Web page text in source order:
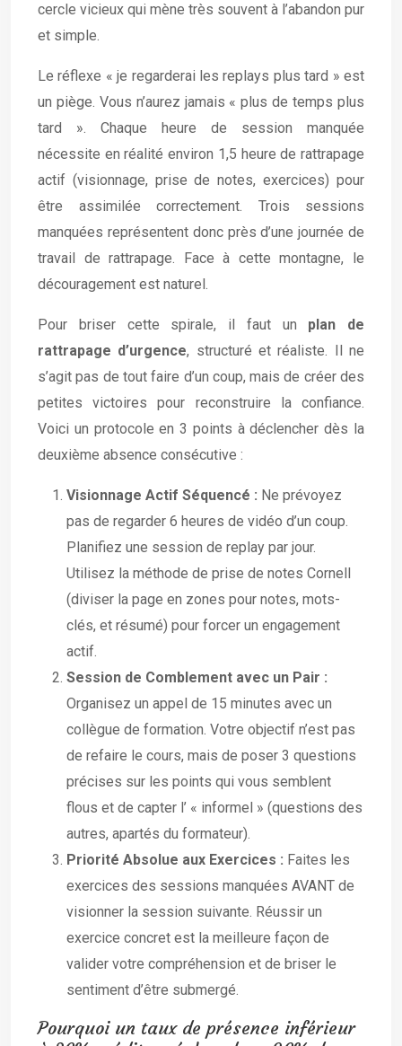
cercle vicieux qui mène très souvent à l’abandon pur
et simple.
Le réflexe « je regarderai les replays plus tard » est
un piège. Vous n’aurez jamais « plus de temps plus
tard ». Chaque heure de session manquée
nécessite en réalité environ 1,5 heure de rattrapage
actif (visionnage, prise de notes, exercices) pour
être assimilée correctement. Trois sessions
manquées représentent donc près d’une journée de
travail de rattrapage. Face à cette montagne, le
découragement est naturel.
Pour briser cette spirale, il faut un plan de
rattrapage d’urgence, structuré et réaliste. Il ne
s’agit pas de tout faire d’un coup, mais de créer des
petites victoires pour reconstruire la confiance.
Voici un protocole en 3 points à déclencher dès la
deuxième absence consécutive :
Visionnage Actif Séquencé : Ne prévoyez
pas de regarder 6 heures de vidéo d’un coup.
Planifiez une session de replay par jour.
Utilisez la méthode de prise de notes Cornell
(diviser la page en zones pour notes, mots-
clés, et résumé) pour forcer un engagement
actif.
Session de Comblement avec un Pair :
Organisez un appel de 15 minutes avec un
collègue de formation. Votre objectif n’est pas
de refaire le cours, mais de poser 3 questions
précises sur les points qui vous semblent
flous et de capter l’ « informel » (questions des
autres, apartés du formateur).
Priorité Absolue aux Exercices : Faites les
exercices des sessions manquées AVANT de
visionner la session suivante. Réussir un
exercice concret est la meilleure façon de
valider votre compréhension et de briser le
sentiment d’être submergé.
Pourquoi un taux de présence inférieur